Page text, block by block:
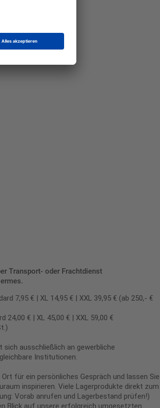
O-Mat"
Ihre
Transport- oder Frachtdienst
7,95 € | XL 14,95 € | XXL 39,95 € (ab 250,- €
24,00 € | XL 45,00 € | XXL 59,00 €
sich ausschließlich an gewerbliche
Institutionen.
für ein persönliches Gespräch und lassen Sie
inspirieren. Viele Lagerprodukte direkt zum
Vorab anrufen und Lagerbestand prüfen!)
Blick auf unsere erfolgreich umgesetzten